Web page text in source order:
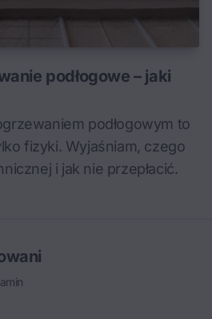
podłogowe – jaki
podłogowym to
fizyki. Wyjaśniam, czego
i jak nie przepłacić.